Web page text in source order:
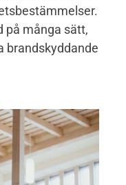
på många sätt,
brandskyddande